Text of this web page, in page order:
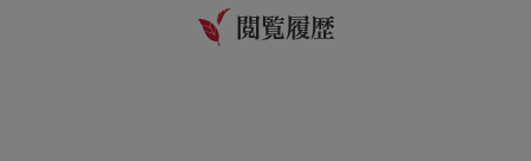
閲覧履歴